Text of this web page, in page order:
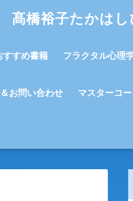
橋裕子たかはし
すすめ書籍 フラクタル心理
お問い合わせ マスターコ